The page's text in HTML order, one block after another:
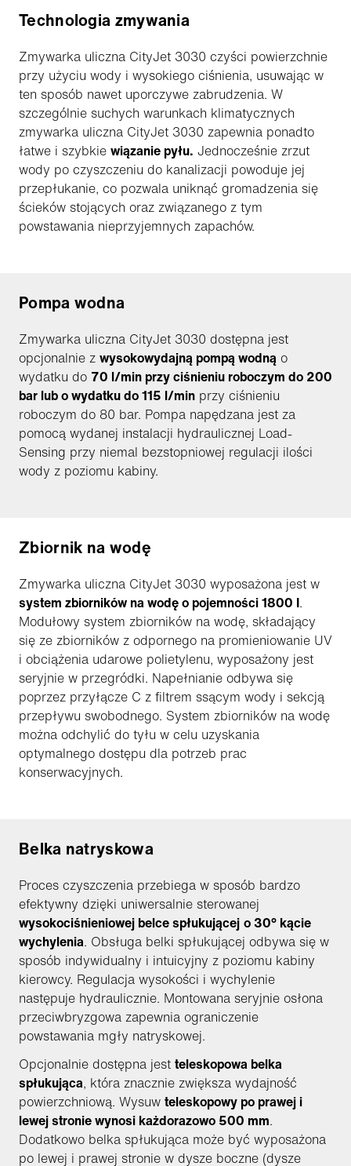
Technologia zmywania
Zmywarka uliczna CityJet 3030 czyści powierzchnie
przy użyciu wody i wysokiego ciśnienia, usuwając w
ten sposób nawet uporczywe zabrudzenia. W
szczególnie suchych warunkach klimatycznych
zmywarka uliczna CityJet 3030 zapewnia ponadto
łatwe i szybkie wiązanie pyłu. Jednocześnie zrzut
wody po czyszczeniu do kanalizacji powoduje jej
przepłukanie, co pozwala uniknąć gromadzenia się
ścieków stojących oraz związanego z tym
powstawania nieprzyjemnych zapachów.
Pompa wodna
Zmywarka uliczna CityJet 3030 dostępna jest
opcjonalnie z wysokowydajną pompą wodną o
wydatku do 70 l/min przy ciśnieniu roboczym do 200
bar lub o wydatku do 115 l/min przy ciśnieniu
roboczym do 80 bar. Pompa napędzana jest za
pomocą wydanej instalacji hydraulicznej Load-
Sensing przy niemal bezstopniowej regulacji ilości
wody z poziomu kabiny.
Zbiornik na wodę
Zmywarka uliczna CityJet 3030 wyposażona jest w
system zbiorników na wodę o pojemności 1800 I.
Modułowy system zbiorników na wodę, składający
się ze zbiorników z odpornego na promieniowanie UV
i obciążenia udarowe polietylenu, wyposażony jest
seryjnie w przegródki. Napełnianie odbywa się
poprzez przyłącze C z filtrem ssącym wody i sekcją
przepływu swobodnego. System zbiorników na wodę
można odchylić do tyłu w celu uzyskania
optymalnego dostępu dla potrzeb prac
konserwacyjnych.
Belka natryskowa
Proces czyszczenia przebiega w sposób bardzo
efektywny dzięki uniwersalnie sterowanej
wysokociśnieniowej belce spłukującej o 30° kącie
wychylenia. Obsługa belki spłukującej odbywa się w
sposób indywidualny i intuicyjny z poziomu kabiny
kierowcy. Regulacja wysokości i wychylenie
następuje hydraulicznie. Montowana seryjnie osłona
przeciwbryzgowa zapewnia ograniczenie
powstawania mgły natryskowej.
Opcjonalnie dostępna jest teleskopowa belka
spłukująca, która znacznie zwiększa wydajność
powierzchniową. Wysuw teleskopowy po prawej i
lewej stronie wynosi każdorazowo 500 mm.
Dodatkowo belka spłukująca może być wyposażona
po lewej i prawej stronie w dysze boczne (dysze